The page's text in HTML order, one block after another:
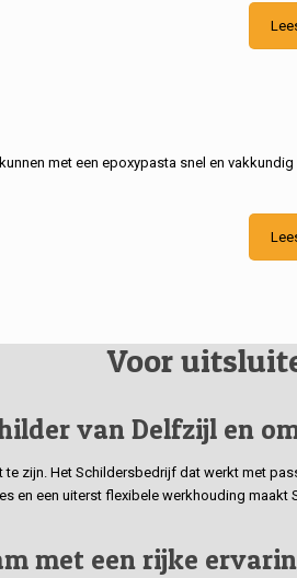
met een epoxypasta snel en
Voor
van Delfzijl en
zijn. Het Schildersbedrijf dat werkt met
en een uiterst flexibele werkhouding
met een rijke